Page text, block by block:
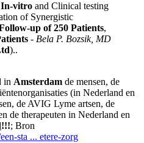
In-vitro and Clinical testing
of Synergistic
up of 250 Patients,
- Bela P. Bozsik, MD
)..
in Amsterdam de mensen, de
(in Nederland en
de AVIG Lyme artsen, de
de therapeuten in Nederland en
!!!; Bron
sta ... etere-zorg